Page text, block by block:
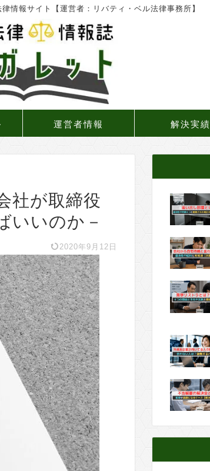
情報サイト【運営者：リバティ・ベル法律事務所】
運営者情報 解決実績
社が取締役
いいのか－
2020年9月12日